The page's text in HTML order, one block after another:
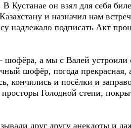
Кустанае он взял для себя
и назначил нам
надлежало подписать Акт
а мы с Валей устроили
шофёр, погода прекрасная,
кончились и посёлки и
Голодной степи,
друг другу анекдоты и